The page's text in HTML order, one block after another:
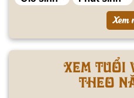
Xem tuổi
theo